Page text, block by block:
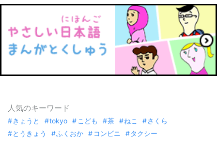
人気のキーワード
きょうと tokyo こども 茶 ねこ
さくら
とうきょう
ふくおか コンビニ タクシー